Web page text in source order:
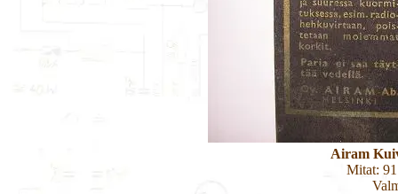
Airam
Mitat: